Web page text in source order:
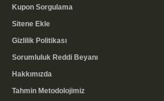
Kupon Sorgulama
Sitene Ekle
Gizlilik Politikası
Sorumluluk Reddi Beyanı
Hakkımızda
Tahmin Metodolojimiz